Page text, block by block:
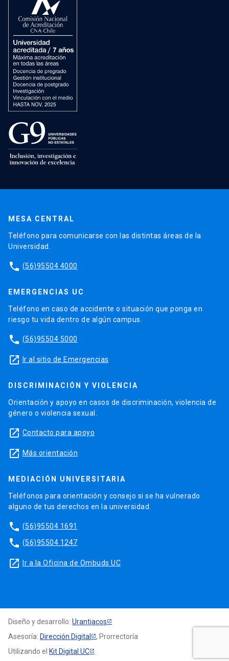
MESA CENTRAL
Teléfono para comunicarse con las distintas áreas de la
Universidad.
phone (56)95504 4000
EMERGENCIAS UC
Teléfono en caso de accidente o situación que ponga en
riesgo tu vida dentro de algún campus.
phone (56)95504 5000
launch Ir al sitio de Emergencias
DISCRIMINACIÓN Y VIOLENCIA
Orientación y apoyo en casos de discriminación, violencia de
género o violencia sexual.
launch Contacto para apoyo
launch Más orientación
MEDIACIÓN UNIVERSITARIA
Teléfonos para orientación y consejo si se ha vulnerado
alguno de tus derechos en la universidad.
phone (56)95504 1691
phone (56)95504 1247
launch Ir a la Oficina de Ombuds UC
Diseño y desarrollo: Urantiacos
Asesoría: Dirección Digital
, Prorrectoría
Utilizando el Kit Digital UC